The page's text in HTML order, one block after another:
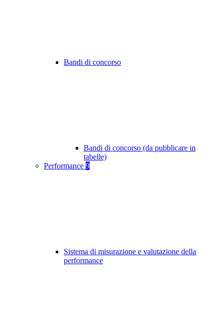
Bandi di concorso
Bandi di concorso (da pubblicare in
tabelle)
Performance 9
Sistema di misurazione e valutazione della
performance